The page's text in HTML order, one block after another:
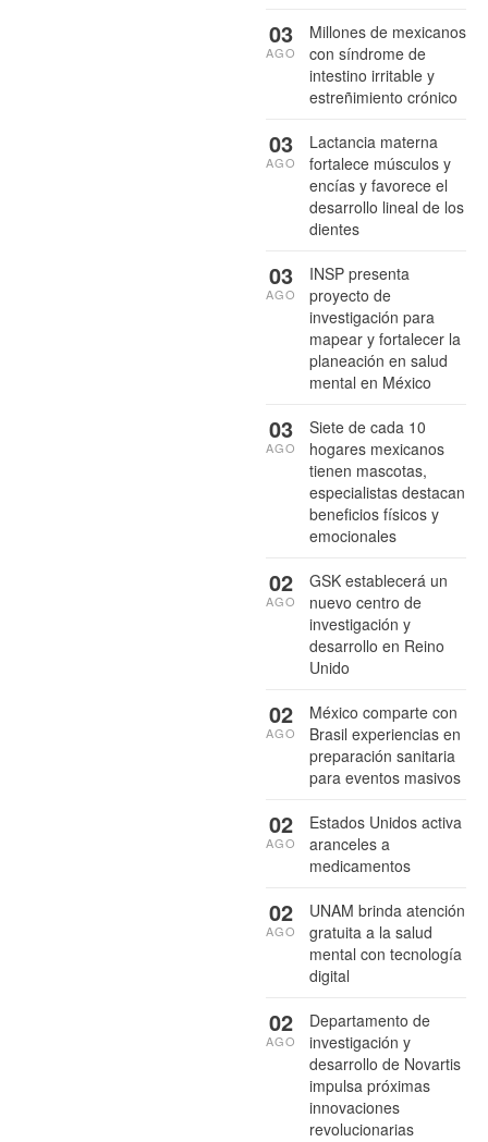
Millones de mexicanos
con síndrome de
intestino irritable y
estreñimiento crónico
03
AGO
Lactancia materna
fortalece músculos y
encías y favorece el
desarrollo lineal de los
dientes
03
AGO
INSP presenta
proyecto de
investigación para
mapear y fortalecer la
planeación en salud
mental en México
03
AGO
Siete de cada 10
hogares mexicanos
tienen mascotas,
especialistas destacan
beneficios físicos y
emocionales
03
AGO
GSK establecerá un
nuevo centro de
investigación y
desarrollo en Reino
Unido
02
AGO
México comparte con
Brasil experiencias en
preparación sanitaria
para eventos masivos
02
AGO
Estados Unidos activa
aranceles a
medicamentos
02
AGO
UNAM brinda atención
gratuita a la salud
mental con tecnología
digital
02
AGO
Departamento de
investigación y
desarrollo de Novartis
impulsa próximas
innovaciones
revolucionarias
02
AGO